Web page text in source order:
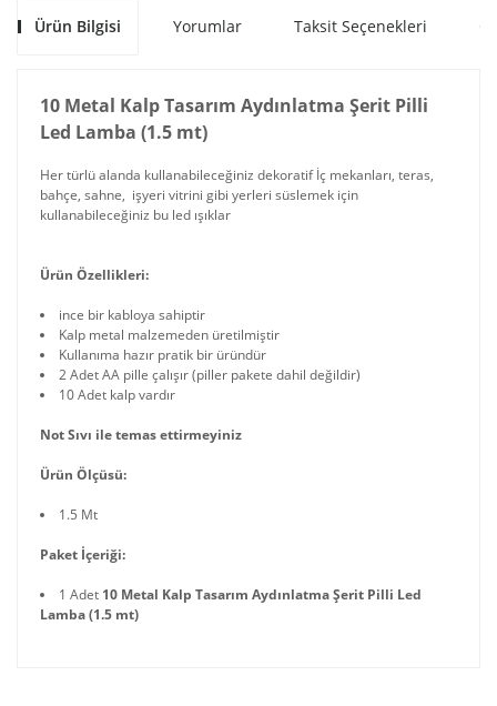
Ürün Bilgisi Yorumlar Taksit Seçenekleri
10 Metal Kalp Tasarım Aydınlatma Şerit Pilli
Led Lamba (1.5 mt)
Her türlü alanda kullanabileceğiniz dekoratif İç mekanları, teras,
bahçe, sahne, işyeri vitrini gibi yerleri süslemek için
kullanabileceğiniz bu led ışıklar
Ürün Özellikleri:
ince bir kabloya sahiptir
Kalp metal malzemeden üretilmiştir
Kullanıma hazır pratik bir üründür
2 Adet AA pille çalışır (piller pakete dahil değildir)
10 Adet kalp vardır
Not Sıvı ile temas ettirmeyiniz
Ürün Ölçüsü:
1.5 Mt
Paket İçeriği:
1 Adet 10 Metal Kalp Tasarım Aydınlatma Şerit Pilli Led
Lamba (1.5 mt)